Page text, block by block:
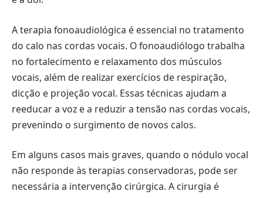
A terapia fonoaudiológica é essencial no tratamento
do calo nas cordas vocais. O fonoaudiólogo trabalha
no fortalecimento e relaxamento dos músculos
vocais, além de realizar exercícios de respiração,
dicção e projeção vocal. Essas técnicas ajudam a
reeducar a voz e a reduzir a tensão nas cordas vocais,
prevenindo o surgimento de novos calos.
Em alguns casos mais graves, quando o nódulo vocal
não responde às terapias conservadoras, pode ser
necessária a intervenção cirúrgica. A cirurgia é